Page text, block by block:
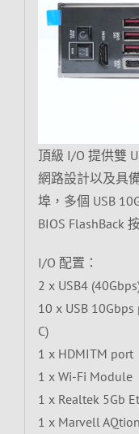
頂級 I/O 提供雙
網路設計以及具
埠，多個 USB
BIOS FlashBack
I/O 配置：
2 x USB4
10 x USB 10Gbps
C)
1 x HDMITM port
1 x Wi-Fi Module
1 x Realtek 5Gb
1 x Marvell